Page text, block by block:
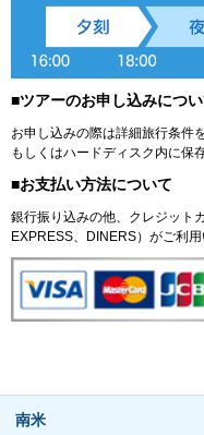
■ツアーのお申し込みにつ
お申し込みの際は詳細旅行条件
もしくはハードディスク内に保
■お支払い方法について
銀行振り込みの他、クレジット
EXPRESS、DINERS）がご利用
南米